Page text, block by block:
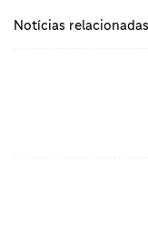
Notícias relacionadas